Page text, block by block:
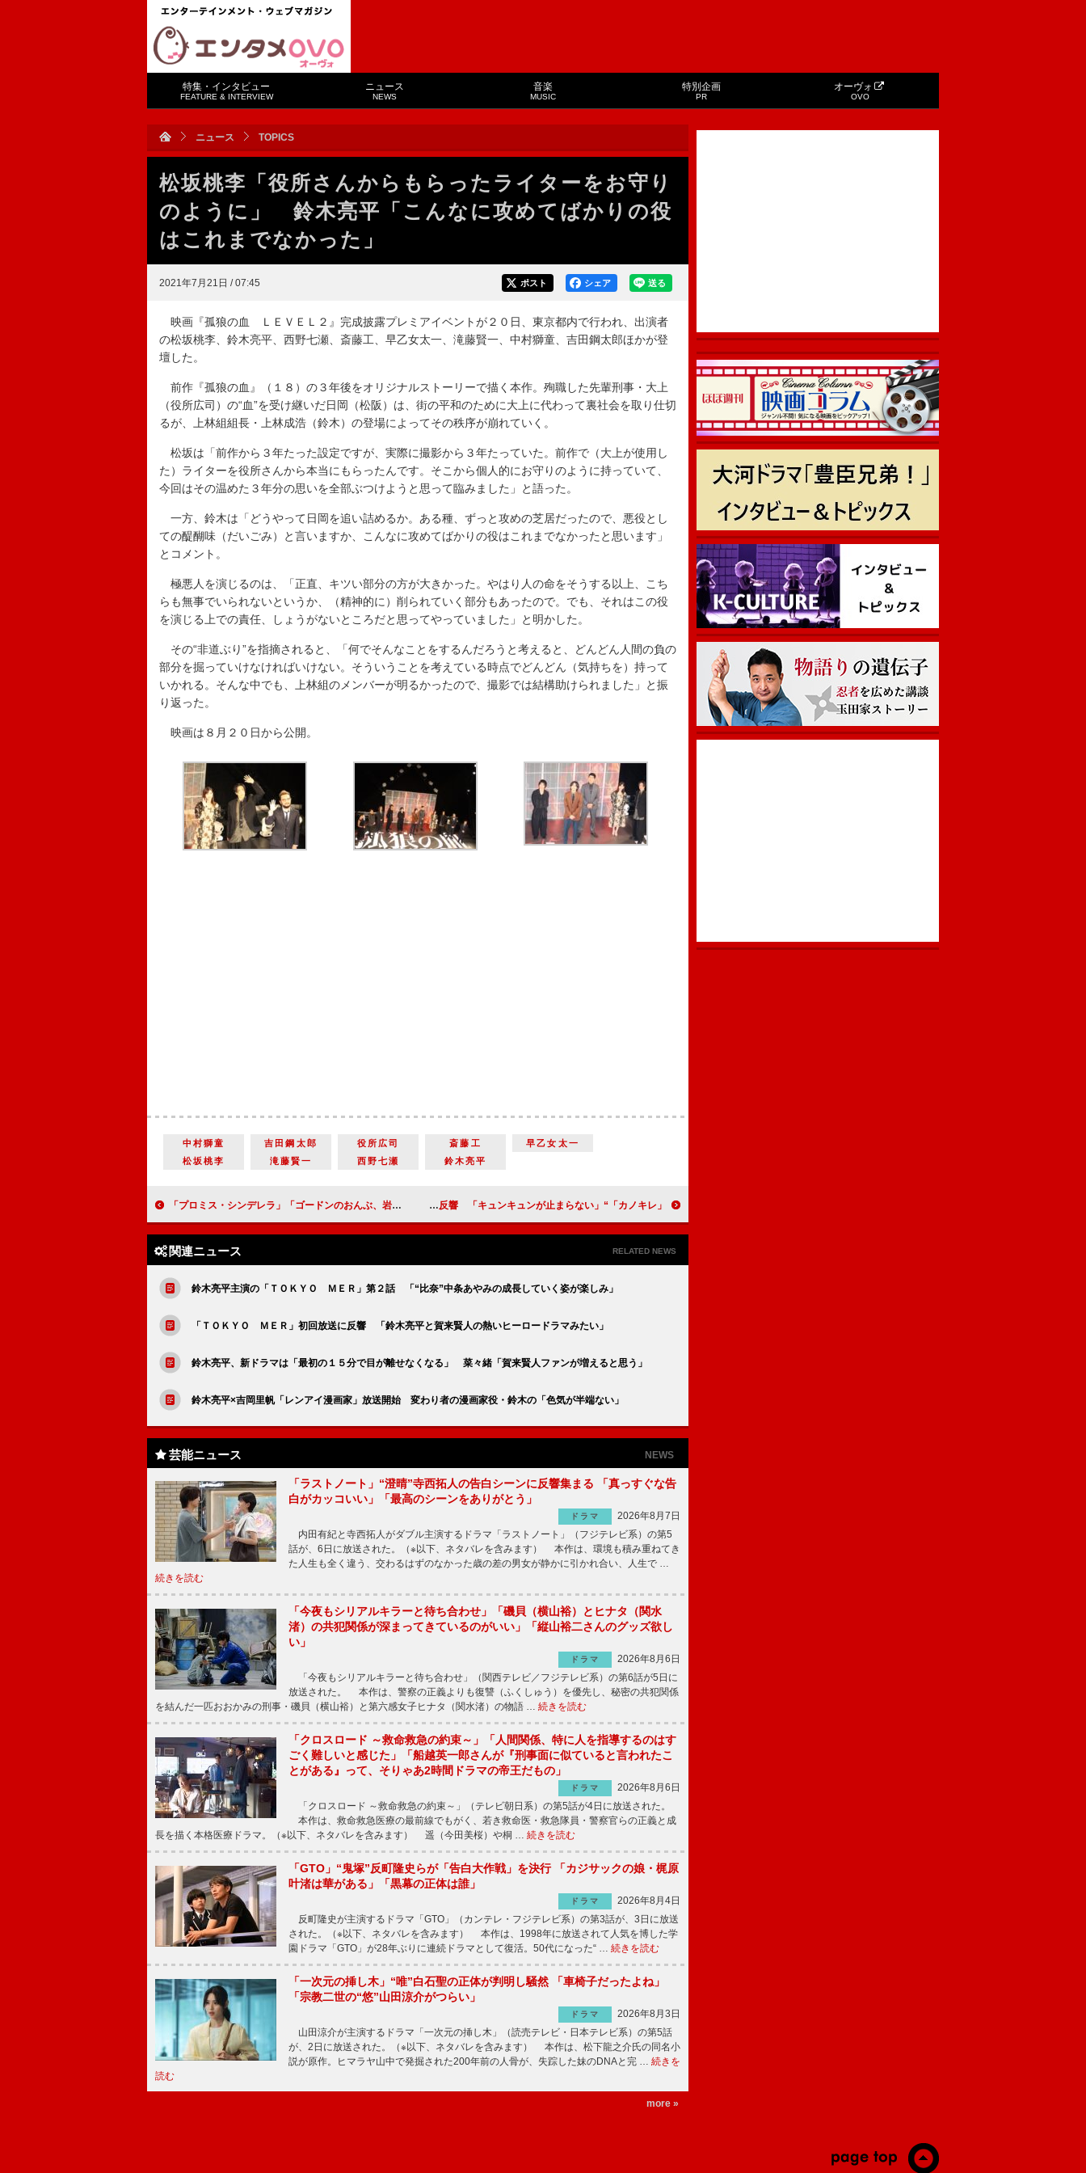
特集・インタビュー
FEATURE & INTERVIEW
ニュース
NEWS
音楽
MUSIC
特別企画
PR
オーヴォ
OVO
ニュース TOPICS
松坂桃李「役所さんからもらったライターをお守り
のように」 鈴木亮平「こんなに攻めてばかりの役
はこれまでなかった」
2021年7月21日 / 07:45 送る
シェア
ポスト
映画『孤狼の血 ＬＥＶＥＬ２』完成披露プレミアイベントが２０日、東京都内で行われ、出演者
の松坂桃李、鈴木亮平、西野七瀬、斎藤工、早乙女太一、滝藤賢一、中村獅童、吉田鋼太郎ほかが登
壇した。
前作『孤狼の血』（１８）の３年後をオリジナルストーリーで描く本作。殉職した先輩刑事・大上
（役所広司）の“血”を受け継いだ日岡（松阪）は、街の平和のために大上に代わって裏社会を取り仕切
るが、上林組組長・上林成浩（鈴木）の登場によってその秩序が崩れていく。
松坂は「前作から３年たった設定ですが、実際に撮影から３年たっていた。前作で（大上が使用し
た）ライターを役所さんから本当にもらったんです。そこから個人的にお守りのように持っていて、
今回はその温めた３年分の思いを全部ぶつけようと思って臨みました」と語った。
一方、鈴木は「どうやって日岡を追い詰めるか。ある種、ずっと攻めの芝居だったので、悪役とし
ての醍醐味（だいごみ）と言いますか、こんなに攻めてばかりの役はこれまでなかったと思います」
とコメント。
極悪人を演じるのは、「正直、キツい部分の方が大きかった。やはり人の命をそうする以上、こち
らも無事でいられないというか、（精神的に）削られていく部分もあったので。でも、それはこの役
を演じる上での責任、しょうがないところだと思ってやっていました」と明かした。
その“非道ぶり”を指摘されると、「何でそんなことをするんだろうと考えると、どんどん人間の負の
部分を掘っていけなければいけない。そういうことを考えている時点でどんどん（気持ちを）持って
いかれる。そんな中でも、上林組のメンバーが明るかったので、撮影では結構助けられました」と振
り返った。
映画は８月２０日から公開。
中村獅童 吉田鋼太郎 役所広司 斎藤工
早乙女太一
松坂桃李
滝藤賢一 西野七瀬 鈴木亮平
「プロミス・シンデレラ」「ゴードンのおんぶ、岩ちゃんのお姫様抱っこ、あなたはどっち？」 「郷敦のおんぶ最強」 「カノキレ」“宗介”中島健人に寄り添う“愛”小芝風花に反響 「キュンキュンが止まらない」
関連ニュース RELATED NEWS
鈴木亮平主演の「ＴＯＫＹＯ ＭＥＲ」第２話 「“比奈”中条あやみの成長していく姿が楽しみ」
「ＴＯＫＹＯ ＭＥＲ」初回放送に反響 「鈴木亮平と賀来賢人の熱いヒーロードラマみたい」
鈴木亮平、新ドラマは「最初の１５分で目が離せなくなる」 菜々緒「賀来賢人ファンが増えると思う」
鈴木亮平×吉岡里帆「レンアイ漫画家」放送開始 変わり者の漫画家役・鈴木の「色気が半端ない」
芸能ニュース NEWS
「ラストノート」“澄晴”寺西拓人の告白シーンに反響集まる 「真っすぐな告
白がカッコいい」「最高のシーンをありがとう」
ドラマ
2026年8月7日
内田有紀と寺西拓人がダブル主演するドラマ「ラストノート」（フジテレビ系）の第5
話が、6日に放送された。（※以下、ネタバレを含みます） 本作は、環境も積み重ねてき
た人生も全く違う、交わるはずのなかった歳の差の男女が静かに引かれ合い、人生で …
続きを読む
「今夜もシリアルキラーと待ち合わせ」「磯貝（横山裕）とヒナタ（関水
渚）の共犯関係が深まってきているのがいい」「縦山裕二さんのグッズ欲し
い」
ドラマ
2026年8月6日
「今夜もシリアルキラーと待ち合わせ」（関西テレビ／フジテレビ系）の第6話が5日に
放送された。 本作は、警察の正義よりも復讐（ふくしゅう）を優先し、秘密の共犯関係
を結んだ一匹おおかみの刑事・磯貝（横山裕）と第六感女子ヒナタ（関水渚）の物語 … 続きを読む
「クロスロード ～救命救急の約束～」「人間関係、特に人を指導するのはす
ごく難しいと感じた」「船越英一郎さんが『刑事面に似ていると言われたこ
とがある』って、そりゃあ2時間ドラマの帝王だもの」
ドラマ
2026年8月6日
「クロスロード ～救命救急の約束～」（テレビ朝日系）の第5話が4日に放送された。
本作は、救命救急医療の最前線でもがく、若き救命医・救急隊員・警察官らの正義と成
長を描く本格医療ドラマ。（※以下、ネタバレを含みます） 遥（今田美桜）や桐 … 続きを読む
「GTO」“鬼塚”反町隆史らが「告白大作戦」を決行 「カジサックの娘・梶原
叶渚は華がある」「黒幕の正体は誰」
ドラマ
2026年8月4日
反町隆史が主演するドラマ「GTO」（カンテレ・フジテレビ系）の第3話が、3日に放送
された。（※以下、ネタバレを含みます） 本作は、1998年に放送されて人気を博した学
園ドラマ「GTO」が28年ぶりに連続ドラマとして復活。50代になった“ … 続きを読む
「一次元の挿し木」“唯”白石聖の正体が判明し騒然 「車椅子だったよね」
「宗教二世の“悠”山田涼介がつらい」
ドラマ
2026年8月3日
山田涼介が主演するドラマ「一次元の挿し木」（読売テレビ・日本テレビ系）の第5話
が、2日に放送された。（※以下、ネタバレを含みます） 本作は、松下龍之介氏の同名小
説が原作。ヒマラヤ山中で発掘された200年前の人骨が、失踪した妹のDNAと完 … 続きを
読む
more »